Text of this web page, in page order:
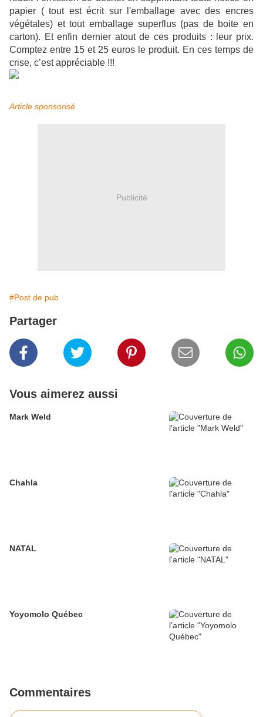
papier ( tout est écrit sur l'emballage avec des encres
végétales) et tout emballage superflus (pas de boite en
carton). Et enfin dernier atout de ces produits : leur prix.
Comptez entre 15 et 25 euros le produit. En ces temps de
crise, c’est appréciable !!!
Article sponsorisé
Publicité
#Post de pub
Partager
Vous aimerez aussi
Mark Weld
Chahla
NATAL
Yoyomolo Québec
Commentaires